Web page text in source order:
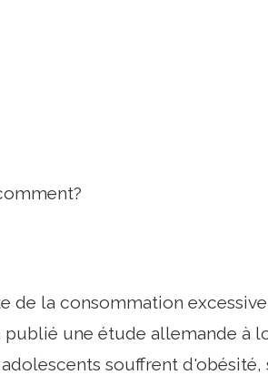
de la consommation
publié une étude allemande à
souffrent